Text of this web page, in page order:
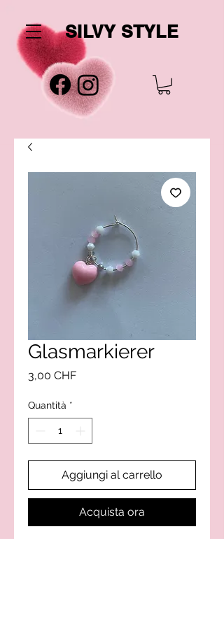
SILVY STYLE
Glasmarkierer
3,00 CHFPrezzo
Quantità *
Aggiungi al carrello
Acquista ora